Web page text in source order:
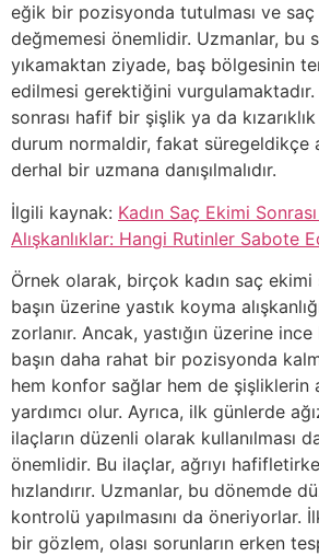
eğik bir pozisyonda tutulması ve
değmemesi önemlidir. Uzmanlar, bu
yıkamaktan ziyade, baş bölgesinin
edilmesi gerektiğini vurgulamaktadır.
sonrası hafif bir şişlik ya da
durum normaldir, fakat süregeldikçe
derhal bir uzmana danışılmalıdır.
İlgili kaynak: Kadın Saç Ekimi
Alışkanlıklar: Hangi Rutinler Sabote
Örnek olarak, birçok kadın saç ekimi
başın üzerine yastık koyma
zorlanır. Ancak, yastığın üzerine
başın daha rahat bir pozisyonda
hem konfor sağlar hem de şişliklerin
yardımcı olur. Ayrıca, ilk günlerde
ilaçların düzenli olarak kullanılması
önemlidir. Bu ilaçlar, ağrıyı
hızlandırır. Uzmanlar, bu dönemde
kontrolü yapılmasını da öneriyorlar.
bir gözlem, olası sorunların erken